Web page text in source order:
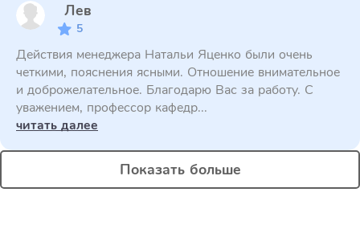
Лев
5
Действия менеджера Натальи Яценко были очень
четкими, пояснения ясными. Отношение внимательное
и доброжелательное. Благодарю Вас за работу. С
уважением, профессор кафедр...
читать далее
Показать больше